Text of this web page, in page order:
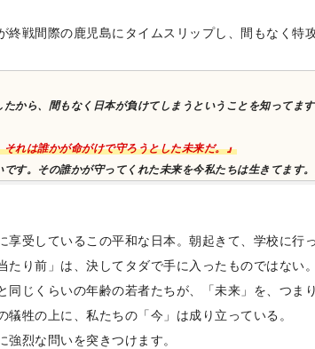
終戦間際の鹿児島にタイムスリップし、間もなく特
たから、間もなく日本が負けてしまうということを知ってま
れは誰かが命がけで守ろうとした未来だ。』
す。その誰かが守ってくれた未来を今私たちは生きてます。
享受しているこの平和な日本。朝起きて、学校に行
たり前」は、決してタダで手に入ったものではない。
同じくらいの年齢の若者たちが、「未来」を、つま
犠牲の上に、私たちの「今」は成り立っている。
強烈な問いを突きつけます。